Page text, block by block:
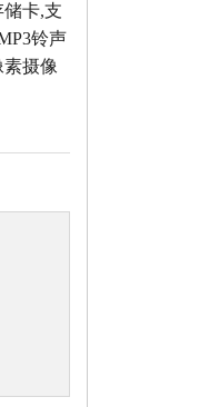
储卡,支
铃声
素摄像